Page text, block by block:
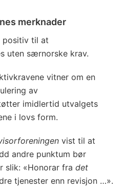
merknader
positiv til at
uten særnorske krav.
vitner om en
av
imidlertid utvalgets
i lovs form.
vist til at
andre punktum bør
slik: «Honorar fra det
tjenester enn revisjon …».